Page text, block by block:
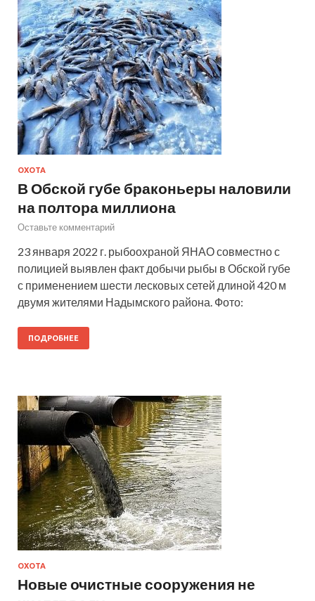
ОХОТА
В Обской губе браконьеры наловили
на полтора миллиона
Оставьте комментарий
23 января 2022 г. рыбоохраной ЯНАО совместно с
полицией выявлен факт добычи рыбы в Обской губе
с применением шести лесковых сетей длиной 420 м
двумя жителями Надымского района. Фото:
ПОДРОБНЕЕ
ОХОТА
Новые очистные сооружения не